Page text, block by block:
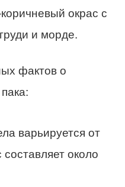
окрас с
и морде.
фактов о
варьируется от
около